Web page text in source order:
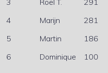
3 Roel T. 291
4
Marijn 281
5
Martin 186
6
Dominique 100